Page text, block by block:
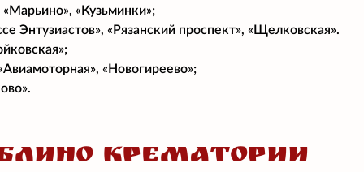
«Кузьминки»;
Энтузиастов», «Рязанский проспект», «Щелковская».
«Новогиреево»;
КРЕМАТОРИИ